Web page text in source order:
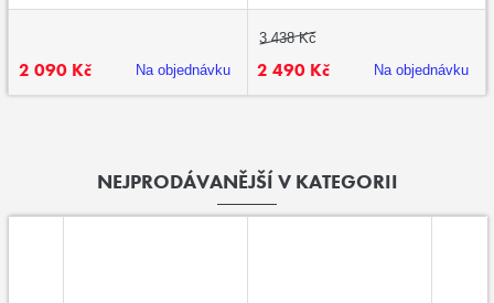
2 090 Kč Na objednávku
3 438 Kč
2 490 Kč Na objednávku
NEJPRODÁVANĚJŠÍ V KATEGORII